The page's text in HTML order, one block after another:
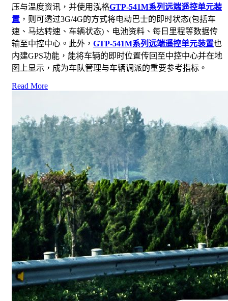
压与温度资讯，并使用泓格GTP-541M系列远端遥控单元装
置 ，则可透过3G/4G的方式将电动巴士的即时状态(包括车
速、马达转速、车辆状态)、电池资料、每日里程等数据传
输至中控中心。此外， GTP-541M系列远端遥控单元装置也
内建GPS功能，能将车辆的即时位置传回至中控中心并在地
图上显示，成为车队管理与车辆调派的重要参考指标。
Read More